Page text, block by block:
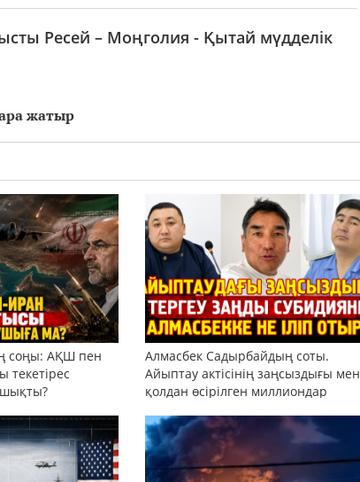
жатыр
Ресей – Моңголия - Қытай мүдделік
соңы: АҚШ пен
текетірес
Алмасбек Садырбайдың соты.
Айыптау актісінің заңсыздығы мен
қолдан өсірілген миллиондар